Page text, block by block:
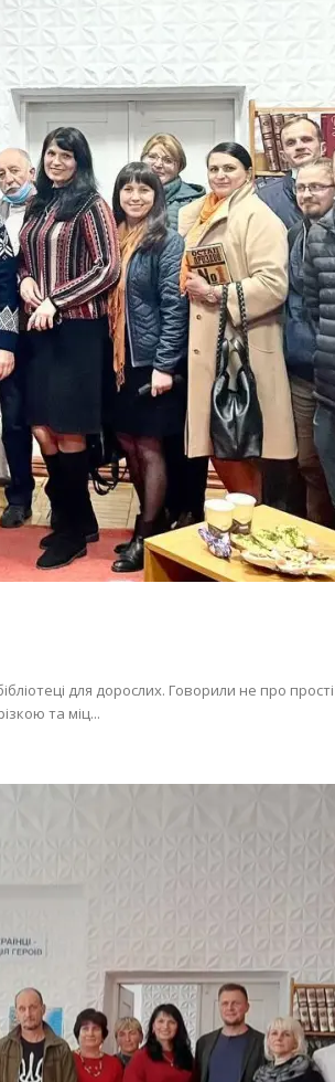
для дорослих. Говорили не про
та міц...